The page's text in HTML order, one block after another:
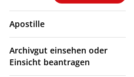
Apostille
Archivgut einsehen oder
Einsicht beantragen